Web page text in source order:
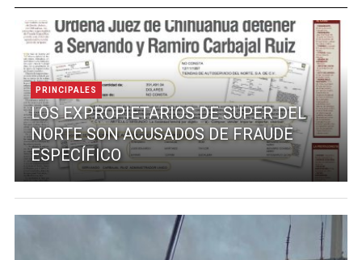
PRINCIPALES
LOS EXPROPIETARIOS DE SUPER DEL
NORTE SON ACUSADOS DE FRAUDE
ESPECÍFICO